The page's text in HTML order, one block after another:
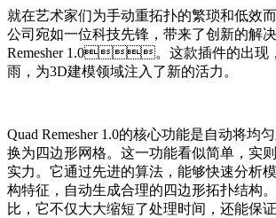
就在艺术家们为手动重拓扑的繁琐和低效而苦
公司宛如一位科技先锋，带来了创新的
Remesher 1.0。这款插件的出现
雨，为3D建模领域注入了新的活力。
Quad Remesher 1.0的核心功能是自动将均
换为四边形网格。这一功能看似简单，
实力。它通过先进的算法，能够快速分
构特征，自动生成合理的四边形拓扑结构
比，它不仅大大缩短了处理时间，还能